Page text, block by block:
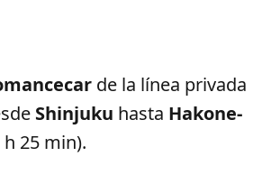
de la línea privada
Shinjuku hasta Hakone-
h 25 min).